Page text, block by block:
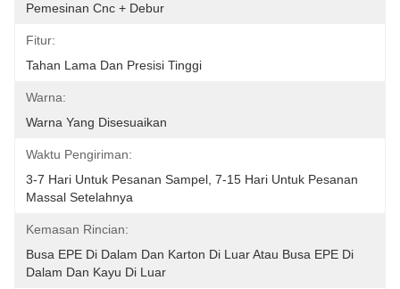
Pemesinan Cnc + Debur
Fitur:
Tahan Lama Dan Presisi Tinggi
Warna:
Warna Yang Disesuaikan
Waktu Pengiriman:
3-7 Hari Untuk Pesanan Sampel, 7-15 Hari Untuk Pesanan
Massal Setelahnya
Kemasan Rincian:
Busa EPE Di Dalam Dan Karton Di Luar Atau Busa EPE Di
Dalam Dan Kayu Di Luar